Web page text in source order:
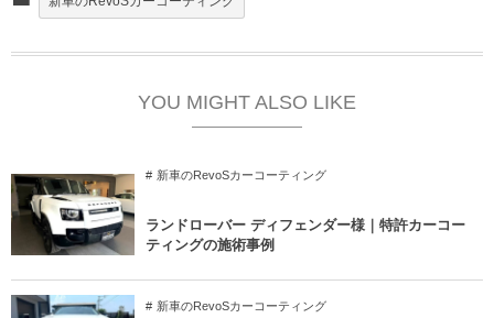
YOU MIGHT ALSO LIKE
新車のRevoSカーコーティング
ランドローバー ディフェンダー様｜特許カーコー
ティングの施術事例
新車のRevoSカーコーティング